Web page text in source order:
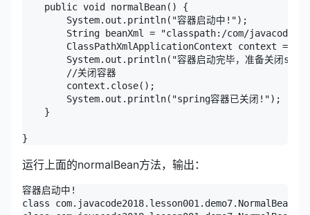
public void normalBean() {
System.out.println("容器启动中!");
String beanXml = "classpath:/com/javacode2018/
ClassPathXmlApplicationContext context =
System.out.println("容器启动完毕，准备关闭
//关闭容器
context.close();
System.out.println("spring容器已关闭!");
}
运行上面的normalBean方法，输出：
容器启动中!
class